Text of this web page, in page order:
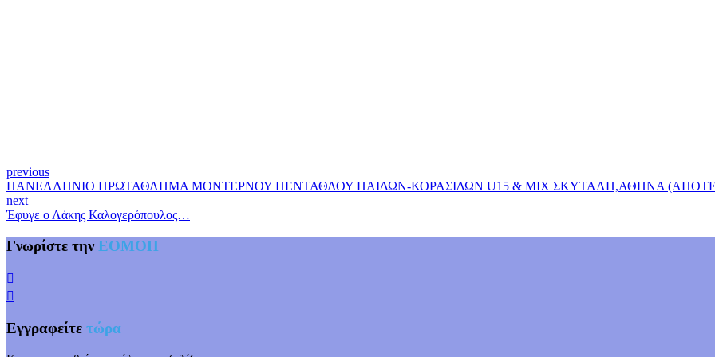
previous
ΠΑΝΕΛΛΗΝΙΟ ΠΡΩΤΑΘΛΗΜΑ ΜΟΝΤΕΡΝΟΥ ΠΕΝΤΑΘΛΟΥ ΠΑΙΔΩΝ-ΚΟΡΑΣΙΔΩΝ U15 & MΙΧ ΣΚΥΤΑΛΗ,ΑΘΗΝΑ
next
Έφυγε ο Λάκης Καλογερόπουλος…
Γνωρίστε τηνΕΟΜΟΠ
Εγγραφείτε τώρα